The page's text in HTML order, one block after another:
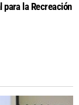
para la Recreación